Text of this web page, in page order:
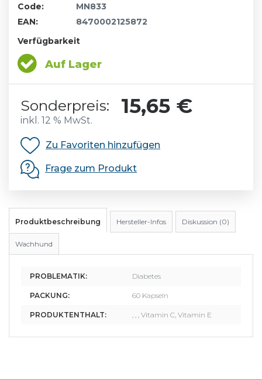
Code:
MN833
EAN:
8470002125872
Verfügbarkeit
Auf Lager
Sonderpreis: 15,65 €
inkl. 12 % MwSt.
Zu Favoriten hinzufügen
Frage zum Produkt
Produktbeschreibung Hersteller-Infos Diskussion (0)
Wachhund
PROBLEMATIK: Diabetes
PACKUNG: 60 Kapseln
PRODUKTENTHALT: , , , Vitamin C, Vitamin E